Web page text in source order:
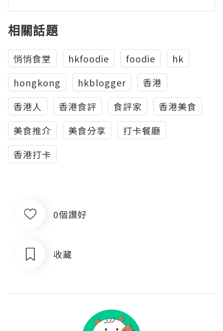
相關話題
悄悄食堂 hkfoodie foodie
hk
hongkong
hkblogger
香港
香港人
香港食評 食評家
香港美食
美食推介
美食分享
打卡餐廳
香港打卡
0個讚好
收藏